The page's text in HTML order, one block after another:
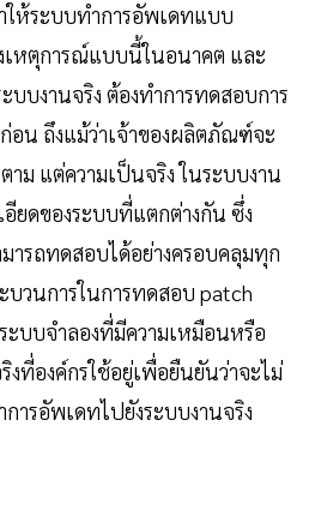
ให้ระบบทำการอัพเดทแบบ
เหตุการณ์แบบนี้ในอนาคต และ
บงานจริง ต้องทำการทดสอบการ
อน ถึงแม้ว่าเจ้าของผลิตภัณฑ์จะ
ม แต่ความเป็นจริง ในระบบงาน
ยดของระบบที่แตกต่างกัน ซึ่ง
ารถทดสอบได้อย่างครอบคลุมทุก
บวนการในการทดสอบ patch
ะบบจำลองที่มีความเหมือนหรือ
งที่องค์กรใช้อยู่เพื่อยืนยันว่าจะไม่
รอัพเดทไปยังระบบงานจริง